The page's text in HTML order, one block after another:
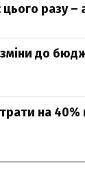
разу –
до
на